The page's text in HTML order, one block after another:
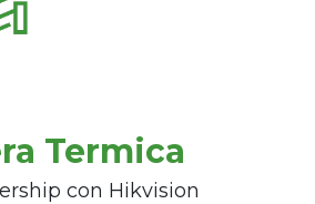
Termica
con Hikvision